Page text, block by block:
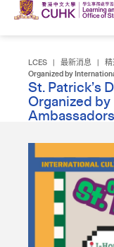
LCES | 最新消息 |
Organized by
St. Patrick’s
Organized